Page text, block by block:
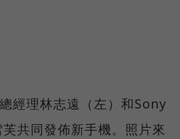
經理林志遠（左）和Sony
共同發佈新手機。照片來